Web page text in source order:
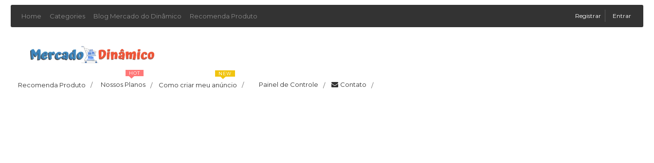
Home Categories Blog Mercado do Dinâmico Recomenda Produto Registrar Entrar
Recomenda Produto / Nossos Planos /
HOT
Como criar meu anúncio /
NEW
Painel de Controle / Contato /